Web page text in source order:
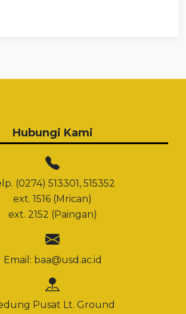
Hubungi Kami
(0274) 513301, 515352
ext. 1516 (Mrican)
ext. 2152 (Paingan)
Email: baa@usd.ac.id
Pusat Lt. Ground